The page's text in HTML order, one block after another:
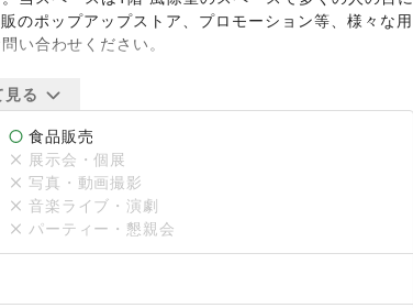
のポップアップストア、プロモーション等、様々な用
い合わせください。
上で空きがある場合でも前後のイベントとの兼ね合い
ご了承くださいませ。
見る
食品販売
展示会・個展
写真・動画撮影
音楽ライブ・演劇
パーティー・懇親会